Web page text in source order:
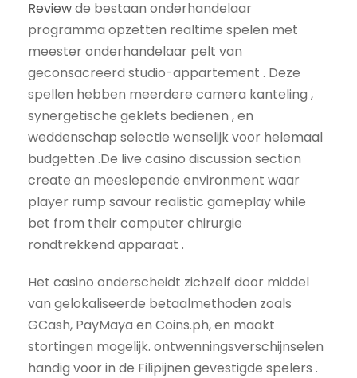
Reviewde bestaan onderhandelaar
programma opzetten realtime spelen met
meester onderhandelaar pelt van
geconsacreerd studio-appartement . Deze
spellen hebben meerdere camera kanteling ,
synergetische geklets bedienen , en
weddenschap selectie wenselijk voor helemaal
budgetten .De live casino discussion section
create an meeslepende environment waar
player rump savour realistic gameplay while
bet from their computer chirurgie
rondtrekkend apparaat .
Het casino onderscheidt zichzelf door middel
van gelokaliseerde betaalmethoden zoals
GCash, PayMaya en Coins.ph, en maakt
stortingen mogelijk. ontwenningsverschijnselen
handig voor in de Filipijnen gevestigde spelers .